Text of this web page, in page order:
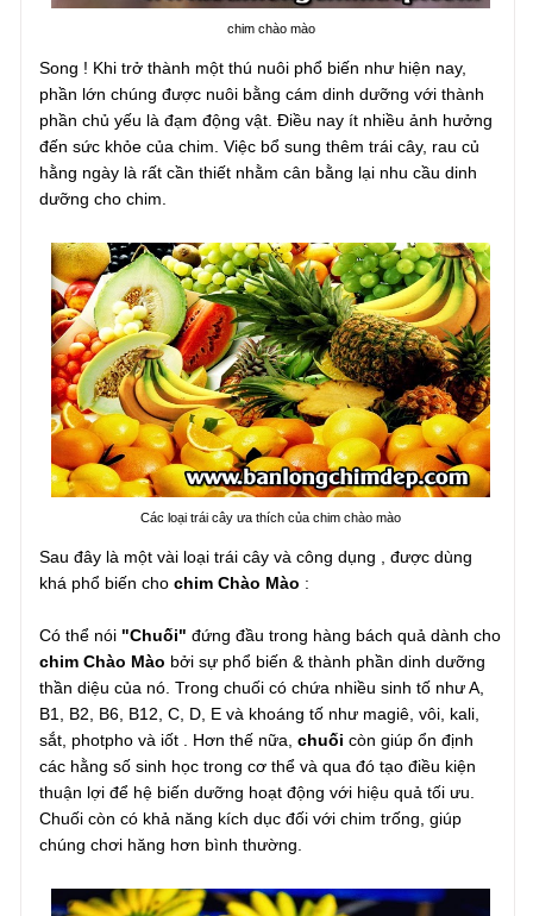
chim chào mào
Song ! Khi trở thành một thú nuôi phổ biến như hiện nay,
phần lớn chúng được nuôi bằng cám dinh dưỡng với thành
phần chủ yếu là đạm động vật. Điều nay ít nhiều ảnh hưởng
đến sức khỏe của chim. Việc bổ sung thêm trái cây, rau củ
hằng ngày là rất cần thiết nhằm cân bằng lại nhu cầu dinh
dưỡng cho chim.
Các loại trái cây ưa thích của chim chào mào
Sau đây là một vài loại trái cây và công dụng , được dùng
khá phổ biến cho chim Chào Mào :
Có thể nói "Chuối" đứng đầu trong hàng bách quả dành cho
chim Chào Mào bởi sự phổ biến & thành phần dinh dưỡng
thần diệu của nó. Trong chuối có chứa nhiều sinh tố như A,
B1, B2, B6, B12, C, D, E và khoáng tố như magiê, vôi, kali,
sắt, photpho và iốt . Hơn thế nữa, chuối còn giúp ổn định
các hằng số sinh học trong cơ thể và qua đó tạo điều kiện
thuận lợi để hệ biến dưỡng hoạt động với hiệu quả tối ưu.
Chuối còn có khả năng kích dục đối với chim trống, giúp
chúng chơi hăng hơn bình thường.